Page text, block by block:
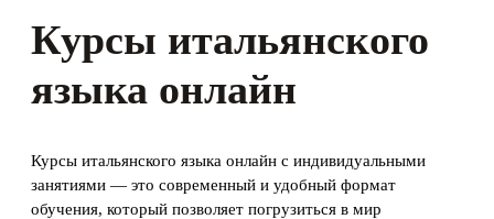
Курсы итальянского
языка онлайн
Курсы итальянского языка онлайн с индивидуальными
занятиями — это современный и удобный формат
обучения, который позволяет погрузиться в мир